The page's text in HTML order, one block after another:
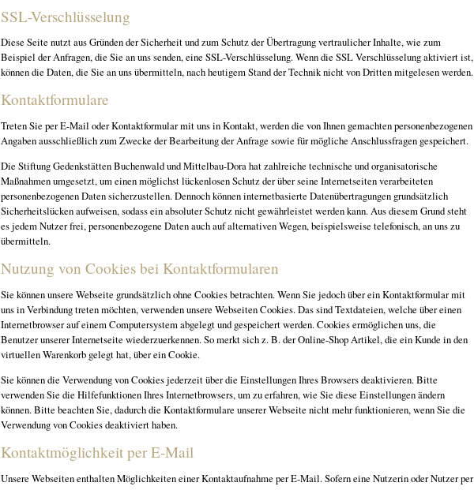
SSL-Verschlüsselung
Diese Seite nutzt aus Gründen der Sicherheit und zum Schutz der Übertragung vertraulicher Inhalte, wie zum
Beispiel der Anfragen, die Sie an uns senden, eine SSL-Verschlüsselung. Wenn die SSL Verschlüsselung aktiviert ist,
können die Daten, die Sie an uns übermitteln, nach heutigem Stand der Technik nicht von Dritten mitgelesen werden.
Kontaktformulare
Treten Sie per E-Mail oder Kontaktformular mit uns in Kontakt, werden die von Ihnen gemachten personenbezogenen
Angaben ausschließlich zum Zwecke der Bearbeitung der Anfrage sowie für mögliche Anschlussfragen gespeichert.
Die Stiftung Gedenkstätten Buchenwald und Mittelbau-Dora hat zahlreiche technische und organisatorische
Maßnahmen umgesetzt, um einen möglichst lückenlosen Schutz der über seine Internetseiten verarbeiteten
personenbezogenen Daten sicherzustellen. Dennoch können internetbasierte Datenübertragungen grundsätzlich
Sicherheitslücken aufweisen, sodass ein absoluter Schutz nicht gewährleistet werden kann. Aus diesem Grund steht
es jedem Nutzer frei, personenbezogene Daten auch auf alternativen Wegen, beispielsweise telefonisch, an uns zu
übermitteln.
Nutzung von Cookies bei Kontaktformularen
Sie können unsere Webseite grundsätzlich ohne Cookies betrachten. Wenn Sie jedoch über ein Kontaktformular mit
uns in Verbindung treten möchten, verwenden unsere Webseiten Cookies. Das sind Textdateien, welche über einen
Internetbrowser auf einem Computersystem abgelegt und gespeichert werden. Cookies ermöglichen uns, die
Benutzer unserer Internetseite wiederzuerkennen. So merkt sich z. B. der Online-Shop Artikel, die ein Kunde in den
virtuellen Warenkorb gelegt hat, über ein Cookie.
Sie können die Verwendung von Cookies jederzeit über die Einstellungen Ihres Browsers deaktivieren. Bitte
verwenden Sie die Hilfefunktionen Ihres Internetbrowsers, um zu erfahren, wie Sie diese Einstellungen ändern
können. Bitte beachten Sie, dadurch die Kontaktformulare unserer Webseite nicht mehr funktionieren, wenn Sie die
Verwendung von Cookies deaktiviert haben.
Kontaktmöglichkeit per E-Mail
Unsere Webseiten enthalten Möglichkeiten einer Kontaktaufnahme per E-Mail. Sofern eine Nutzerin oder Nutzer per